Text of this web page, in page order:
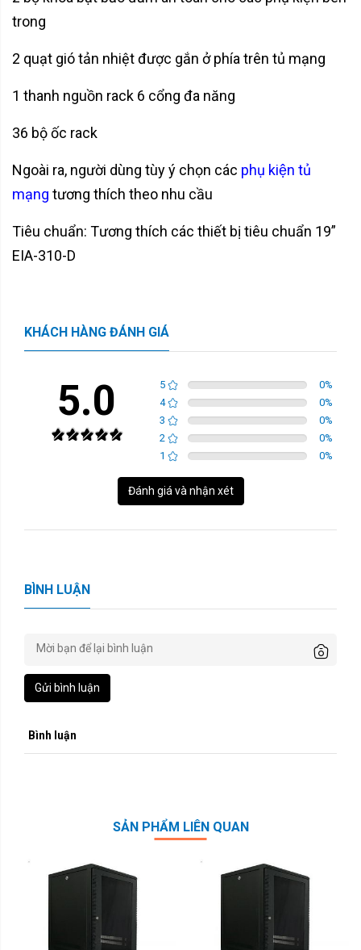
trong
2 quạt gió tản nhiệt được gắn ở phía trên tủ mạng
1 thanh nguồn rack 6 cổng đa năng
36 bộ ốc rack
Ngoài ra, người dùng tùy ý chọn các phụ kiện tủ
mạng tương thích theo nhu cầu
Tiêu chuẩn: Tương thích các thiết bị tiêu chuẩn 19”
EIA-310-D
KHÁCH HÀNG ĐÁNH GIÁ
5.0 5 0%
4
0%
3
0%
2
0%
1
0%
Đánh giá và nhận xét
BÌNH LUẬN
Gửi bình luận
Bình luận
SẢN PHẨM LIÊN QUAN